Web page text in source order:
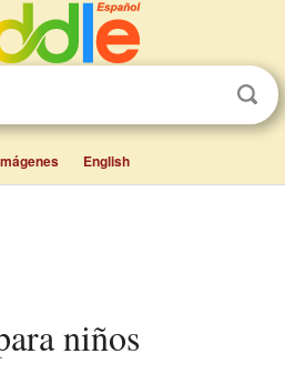
English
niños